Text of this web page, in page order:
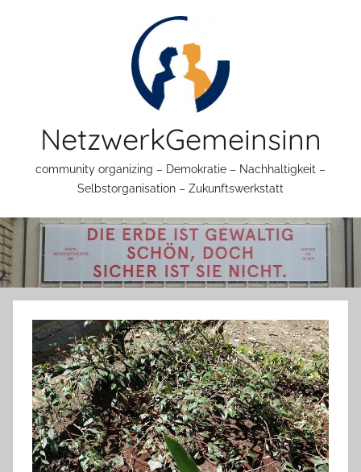
NetzwerkGemeinsinn
community organizing – Demokratie – Nachhaltigkeit –
Selbstorganisation – Zukunftswerkstatt